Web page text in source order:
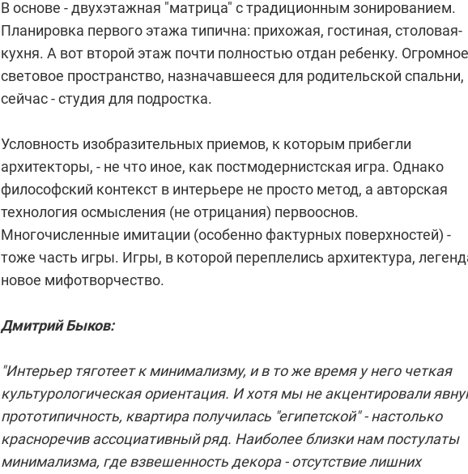
В основе - двухэтажная "матрица" с традиционным зонированием.
Планировка первого этажа типична: прихожая, гостиная, столовая-
кухня. А вот второй этаж почти полностью отдан ребенку. Огромное
световое пространство, назначавшееся для родительской спальни,
сейчас - студия для подростка.
Условность изобразительных приемов, к которым прибегли
архитекторы, - не что иное, как постмодернистская игра. Однако
философский контекст в интерьере не просто метод, а авторская
технология осмысления (не отрицания) первооснов.
Многочисленные имитации (особенно фактурных поверхностей) -
тоже часть игры. Игры, в которой переплелись архитектура,
новое мифотворчество.
Дмитрий Быков:
"Интерьер тяготеет к минимализму, и в то же время у него четкая
культурологическая ориентация. И хотя мы не акцентировали
прототипичность, квартира получилась "египетской" - настолько
красноречив ассоциативный ряд. Наиболее близки нам постулаты
минимализма, где взвешенность декора - отсутствие лишних